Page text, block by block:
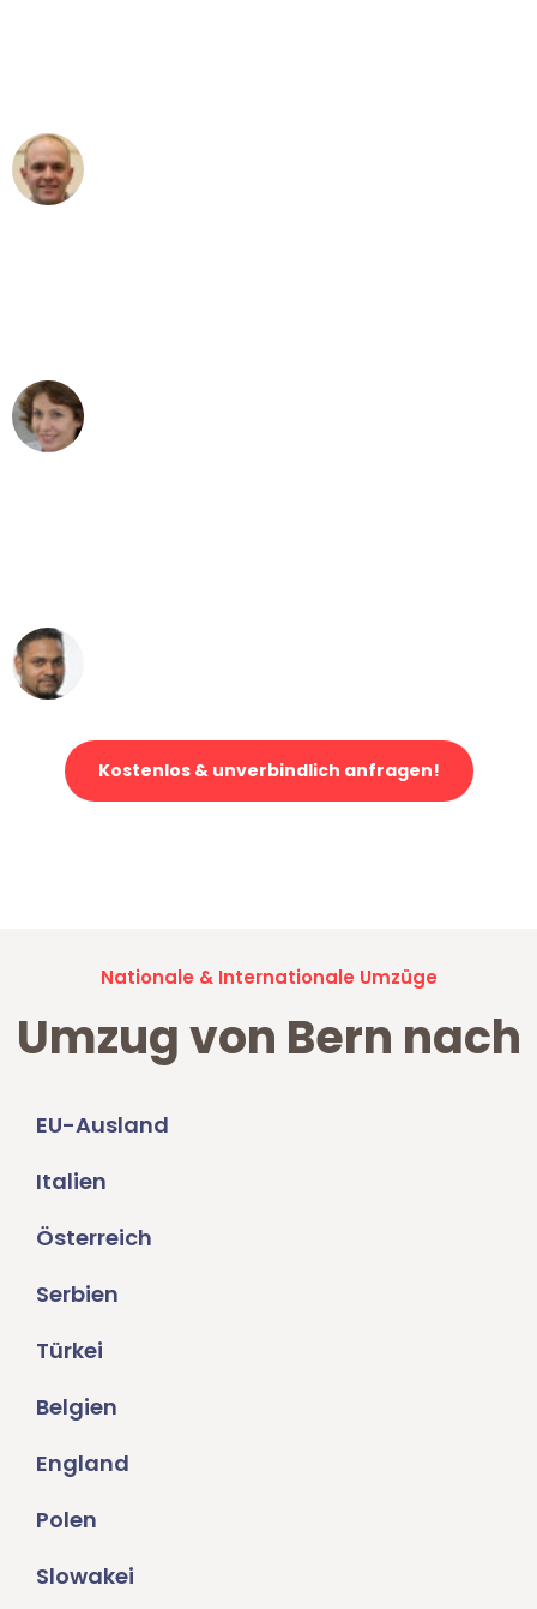
Kostenlos & unverbindlich anfragen!
Nationale & Internationale Umzüge
Umzug von Bern nach
EU-Ausland
Italien
Österreich
Serbien
Türkei
Belgien
England
Polen
Slowakei